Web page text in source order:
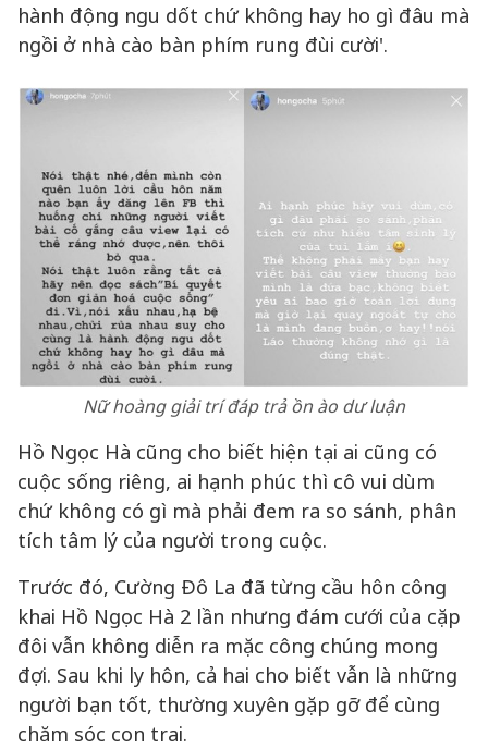
hành động ngu dốt chứ không hay ho gì đâu mà
ngồi ở nhà cào bàn phím rung đùi cười'.
Nữ hoàng giải trí đáp trả ồn ào dư luận
Hồ Ngọc Hà cũng cho biết hiện tại ai cũng có
cuộc sống riêng, ai hạnh phúc thì cô vui dùm
chứ không có gì mà phải đem ra so sánh, phân
tích tâm lý của người trong cuộc.
Trước đó, Cường Đô La đã từng cầu hôn công
khai Hồ Ngọc Hà 2 lần nhưng đám cưới của cặp
đôi vẫn không diễn ra mặc công chúng mong
đợi. Sau khi ly hôn, cả hai cho biết vẫn là những
người bạn tốt, thường xuyên gặp gỡ để cùng
chăm sóc con trai.